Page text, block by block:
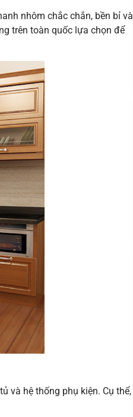
nhôm chắc chắn, bền bỉ và
trên toàn quốc lựa chọn để
và hệ thống phụ kiện. Cụ thể,